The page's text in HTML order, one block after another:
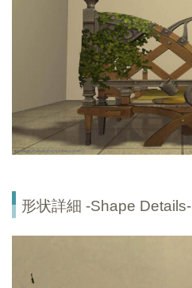
形状詳細 -Shape Details-